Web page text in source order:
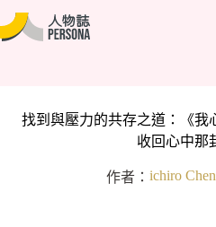
找到與壓力的共存之道：《我
收回心中那
作者： ichiro Chen